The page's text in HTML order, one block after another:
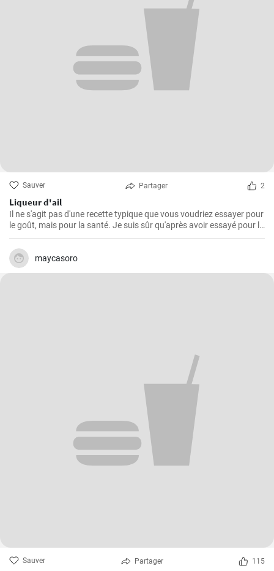
Sauver Partager 2
Liqueur d'ail
Il ne s'agit pas d'une recette typique que vous voudriez essayer pour
le goût, mais pour la santé. Je suis sûr qu'après avoir essayé pour la
première fois cette teinture magique, puissante et saine à la fois,
vous voudrez toujours en faire des réserves à la maison.
maycasoro
Sauver Partager 115